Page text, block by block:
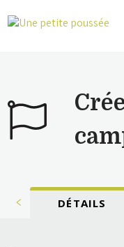
DÉTAILS